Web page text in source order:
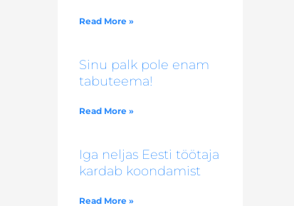
Read More »
Sinu palk pole enam
tabuteema!
Read More »
Iga neljas Eesti töötaja
kardab koondamist
Read More »